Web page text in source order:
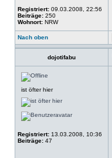
Registriert: 09.03.2008, 22:56
Beiträge: 250
Wohnort: NRW
Nach oben
dojotifabu
ist öfter hier
Registriert: 13.03.2008, 10:36
Beiträge: 47